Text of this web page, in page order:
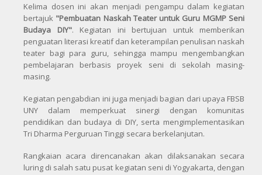
Kelima dosen ini akan menjadi pengampu dalam kegiatan
bertajuk "Pembuatan Naskah Teater untuk Guru MGMP Seni
Budaya DIY". Kegiatan ini bertujuan untuk memberikan
penguatan literasi kreatif dan keterampilan penulisan naskah
teater bagi para guru, sehingga mampu mengembangkan
pembelajaran berbasis proyek seni di sekolah masing-
masing.
Kegiatan pengabdian ini juga menjadi bagian dari upaya FBSB
UNY dalam memperkuat sinergi dengan komunitas
pendidikan dan budaya di DIY, serta mengimplementasikan
Tri Dharma Perguruan Tinggi secara berkelanjutan.
Rangkaian acara direncanakan akan dilaksanakan secara
luring di salah satu pusat kegiatan seni di Yogyakarta, dengan